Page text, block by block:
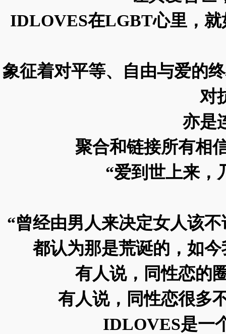
IDLOVES在LGBT心里，
象征着对平等、自由与爱的
对
亦是
聚合和链接所有相
“爱到世上来，
“曾经由男人来决定女人该
都认为那是荒诞的，如
有人说，同性恋的
有人说，同性恋很多
IDLOVES是一